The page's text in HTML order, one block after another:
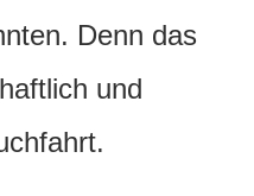
Denn das
und